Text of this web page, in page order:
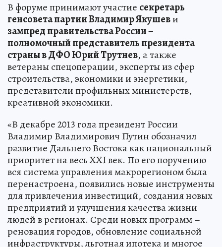
В форуме принимают участие секретарь
генсовета партии Владимир Якушеви
зампред правительства России –
полномочный представитель президента
страны в ДФО Юрий Трутнев, а также
ветераны спецоперации, эксперты из сфер
строительства, экономики и энергетики,
представители профильных министерств,
креативной экономики.
«В декабре 2013 года президент России
Владимир Владимирович Путин обозначил
развитие Дальнего Востока как национальный
приоритет на весь XXI век. По его поручению
вся система управления макрорегионом была
перенастроена, появились новые инструменты
для привлечения инвестиций, создания новых
предприятий и улучшения качества жизни
людей в регионах. Среди новых программ –
реновация городов, обновление социальной
инфраструктуры, льготная ипотека и многое